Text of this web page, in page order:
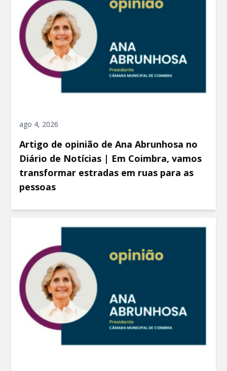
ago 4, 2026
Artigo de opinião de Ana Abrunhosa no
Diário de Notícias | Em Coimbra, vamos
transformar estradas em ruas para as
pessoas